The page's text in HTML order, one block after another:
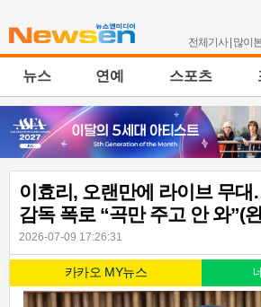
전체기사| 많이
뉴스 연예 스포츠
이효리, 오랜만에 라이브 무대
감독 폭로 “곡만 주고 안 와”(
2026-07-09 17:26:31
카카오 MY뉴스